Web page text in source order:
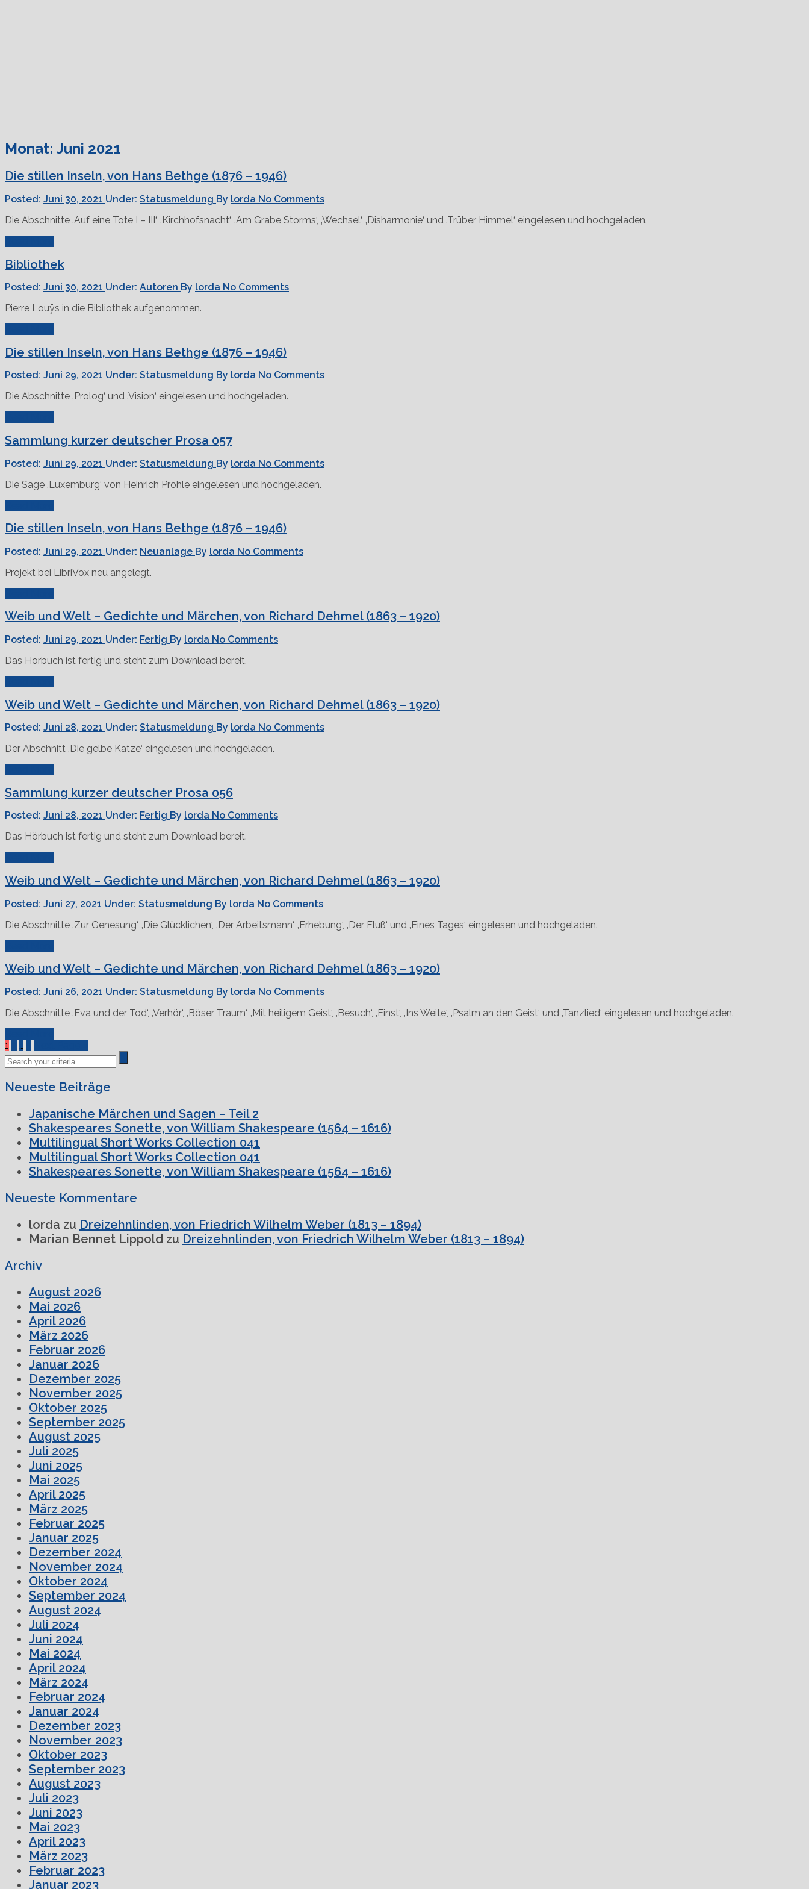
Monat: Juni 2021
Die stillen Inseln, von Hans Bethge (1876 – 1946)
Posted: Juni 30, 2021 Under: Statusmeldung By lorda No Comments
Die Abschnitte ‚Auf eine Tote I – III‘, ‚Kirchhofsnacht‘, ‚Am Grabe Storms‘, ‚Wechsel‘, ‚Disharmonie‘ und ‚Trüber Himmel‘ eingelesen und hochgeladen.
Bibliothek
Posted: Juni 30, 2021 Under: Autoren By lorda No Comments
Pierre Louÿs in die Bibliothek aufgenommen.
Die stillen Inseln, von Hans Bethge (1876 – 1946)
Posted: Juni 29, 2021 Under: Statusmeldung By lorda No Comments
Die Abschnitte ‚Prolog‘ und ‚Vision‘ eingelesen und hochgeladen.
Sammlung kurzer deutscher Prosa 057
Posted: Juni 29, 2021 Under: Statusmeldung By lorda No Comments
Die Sage ‚Luxemburg‘ von Heinrich Pröhle eingelesen und hochgeladen.
Die stillen Inseln, von Hans Bethge (1876 – 1946)
Posted: Juni 29, 2021 Under: Neuanlage By lorda No Comments
Projekt bei LibriVox neu angelegt.
Weib und Welt – Gedichte und Märchen, von Richard Dehmel (1863 – 1920)
Posted: Juni 29, 2021 Under: Fertig By lorda No Comments
Das Hörbuch ist fertig und steht zum Download bereit.
Weib und Welt – Gedichte und Märchen, von Richard Dehmel (1863 – 1920)
Posted: Juni 28, 2021 Under: Statusmeldung By lorda No Comments
Der Abschnitt ‚Die gelbe Katze‘ eingelesen und hochgeladen.
Sammlung kurzer deutscher Prosa 056
Posted: Juni 28, 2021 Under: Fertig By lorda No Comments
Das Hörbuch ist fertig und steht zum Download bereit.
Weib und Welt – Gedichte und Märchen, von Richard Dehmel (1863 – 1920)
Posted: Juni 27, 2021 Under: Statusmeldung By lorda No Comments
Die Abschnitte ‚Zur Genesung‘, ‚Die Glücklichen‘, ‚Der Arbeitsmann‘, ‚Erhebung‘, ‚Der Fluß‘ und ‚Eines Tages‘ eingelesen und hochgeladen.
Weib und Welt – Gedichte und Märchen, von Richard Dehmel (1863 – 1920)
Posted: Juni 26, 2021 Under: Statusmeldung By lorda No Comments
Die Abschnitte ‚Eva und der Tod‘, ‚Verhör‘, ‚Böser Traum‘, ‚Mit heiligem Geist‘, ‚Besuch‘, ‚Einst‘, ‚Ins Weite‘, ‚Psalm an den Geist‘ und ‚Tanzlied‘ eingelesen und hochgeladen.
1
…
Neueste Beiträge
Japanische Märchen und Sagen – Teil 2
Shakespeares Sonette, von William Shakespeare (1564 – 1616)
Multilingual Short Works Collection 041
Multilingual Short Works Collection 041
Shakespeares Sonette, von William Shakespeare (1564 – 1616)
Neueste Kommentare
lorda zu Dreizehnlinden, von Friedrich Wilhelm Weber (1813 – 1894)
Marian Bennet Lippold zu Dreizehnlinden, von Friedrich Wilhelm Weber (1813 – 1894)
Archiv
August 2026
Mai 2026
April 2026
März 2026
Februar 2026
Januar 2026
Dezember 2025
November 2025
Oktober 2025
September 2025
August 2025
Juli 2025
Juni 2025
Mai 2025
April 2025
März 2025
Februar 2025
Januar 2025
Dezember 2024
November 2024
Oktober 2024
September 2024
August 2024
Juli 2024
Juni 2024
Mai 2024
April 2024
März 2024
Februar 2024
Januar 2024
Dezember 2023
November 2023
Oktober 2023
September 2023
August 2023
Juli 2023
Juni 2023
Mai 2023
April 2023
März 2023
Februar 2023
Januar 2023